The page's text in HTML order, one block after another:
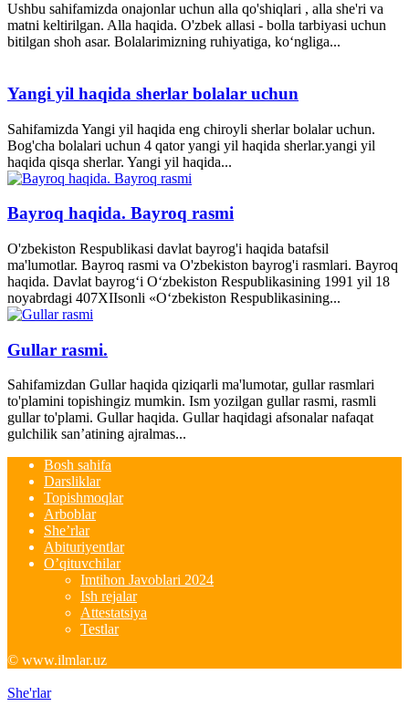
Ushbu sahifamizda onajonlar uchun alla qo'shiqlari , alla she'ri va
matni keltirilgan. Alla haqida. O'zbek allasi - bolla tarbiyasi uchun
bitilgan shoh asar. Bolalarimizning ruhiyatiga, ko‘ngliga...
Yangi yil haqida sherlar bolalar uchun
Sahifamizda Yangi yil haqida eng chiroyli sherlar bolalar uchun.
Bog'cha bolalari uchun 4 qator yangi yil haqida sherlar.yangi yil
haqida qisqa sherlar. Yangi yil haqida...
Bayroq haqida. Bayroq rasmi
O'zbekiston Respublikasi davlat bayrog'i haqida batafsil
ma'lumotlar. Bayroq rasmi va O'zbekiston bayrog'i rasmlari. Bayroq
haqida. Davlat bayrog‘i O‘zbekiston Respublikasining 1991 yil 18
noyabrdagi 407­XII­sonli «O‘zbekiston Respublikasining...
Gullar rasmi.
Sahifamizdan Gullar haqida qiziqarli ma'lumotar, gullar rasmlari
to'plamini topishingiz mumkin. Ism yozilgan gullar rasmi, rasmli
gullar to'plami. Gullar haqida. Gullar haqidagi afsonalar nafaqat
gulchilik san’atining ajralmas...
Bosh sahifa
Darsliklar
Topishmoqlar
Arboblar
She’rlar
Abituriyentlar
O’qituvchilar
Imtihon Javoblari 2024
Ish rejalar
Attestatsiya
Testlar
© www.ilmlar.uz
She'rlar